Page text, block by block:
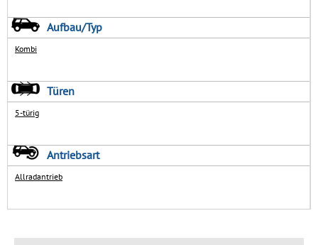
Vorteile
Lieferstatus
Wir über uns
Aufbau/Typ
Kombi
Türen
5-türig
Antriebsart
Allradantrieb